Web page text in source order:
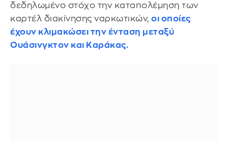
δεδηλωμένο στόχο την καταπολέμηση των
καρτέλ διακίνησης ναρκωτικών, οι οποίες
έχουν κλιμακώσει την ένταση μεταξύ
Ουάσινγκτον και Καράκας.